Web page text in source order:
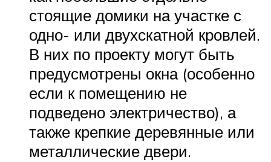
стоящие домики на участке с
одно- или двухскатной кровлей.
В них по проекту могут быть
предусмотрены окна (особенно
если к помещению не
подведено электричество), а
также крепкие деревянные или
металлические двери.